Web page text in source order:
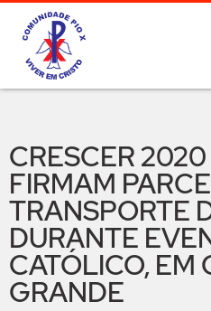
CRESCER
FIRMAM
TRANSPORTE
DURANTE
CATÓLICO, EM
GRANDE